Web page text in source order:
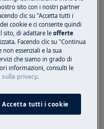
AI BAMBINI
e l'imballaggio fuori
età inferiore ai 3
essere eseguiti
sito con i nostri partner
clic su "Accetta tutti i
cookie e ci consente quindi
sito, di adattare leofferte
Facendo clic su "Continua
essenziali e la sua
che siamo in grado di
informazioni, consulti le
privacy.
Accetta tutti i cookie